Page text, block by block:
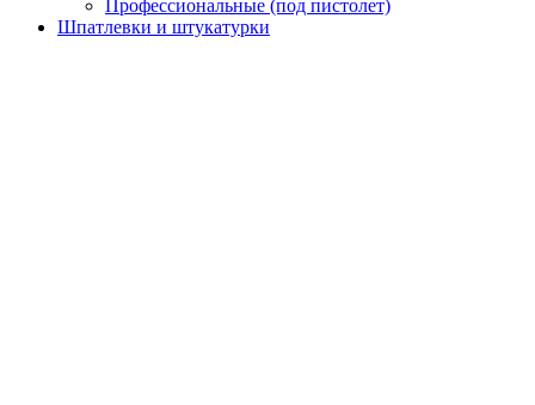
Профессиональные (под пистолет)
Шпатлевки и штукатурки